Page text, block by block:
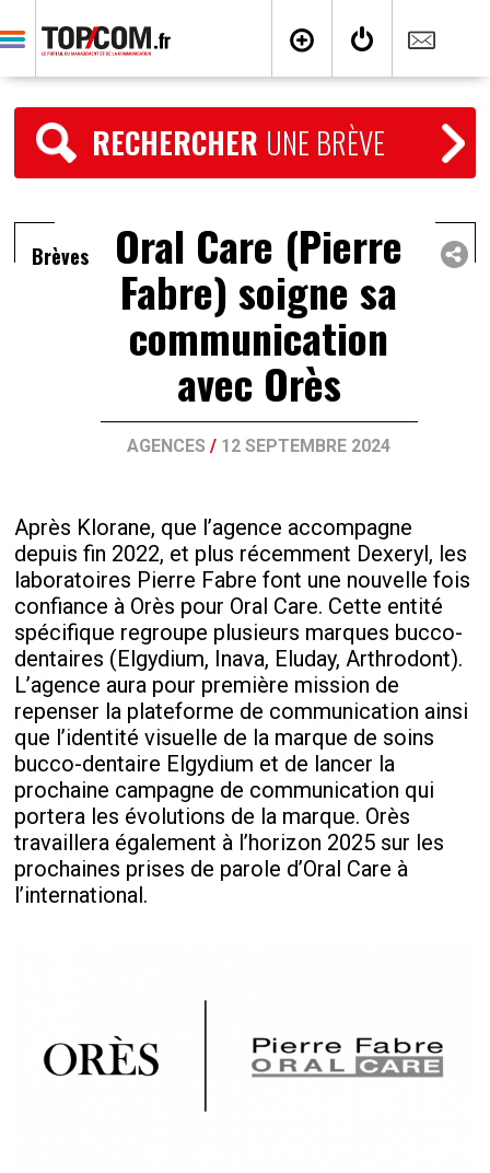
RECHERCHER UNE BRÈVE
Brèves Oral Care (Pierre
Fabre) soigne sa
communication
avec Orès
AGENCES / 12 SEPTEMBRE 2024
Après Klorane, que l’agence accompagne
depuis fin 2022, et plus récemment Dexeryl, les
laboratoires Pierre Fabre font une nouvelle fois
confiance à Orès pour Oral Care. Cette entité
spécifique regroupe plusieurs marques bucco-
dentaires (Elgydium, Inava, Eluday, Arthrodont).
L’agence aura pour première mission de
repenser la plateforme de communication ainsi
que l’identité visuelle de la marque de soins
bucco-dentaire Elgydium et de lancer la
prochaine campagne de communication qui
portera les évolutions de la marque. Orès
travaillera également à l’horizon 2025 sur les
prochaines prises de parole d’Oral Care à
l’international.